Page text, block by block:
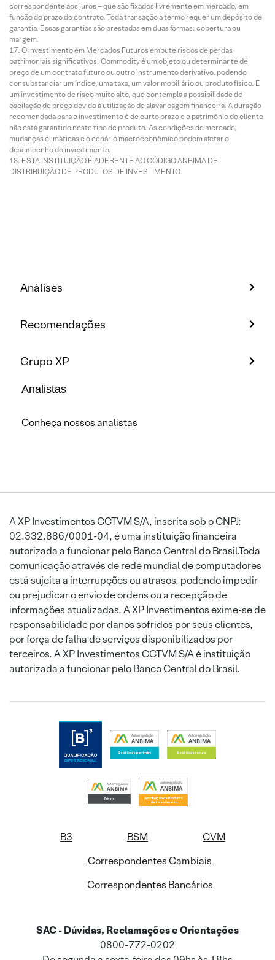
correspondente aos juros – que são fixados livremente em mercado, em
função do prazo do contrato. Toda transação a termo requer um depósito de
garantia. Essas garantias são prestadas em duas formas: cobertura ou
margem.
O investimento em Mercados Futuros embute riscos de perdas
patrimoniais significativos. Commodity é um objeto ou determinante de
preço de um contrato futuro ou outro instrumento derivativo, podendo
consubstanciar um índice, uma taxa, um valor mobiliário ou produto físico. É
um investimento de risco muito alto, que contempla a possibilidade de
oscilação de preço devido à utilização de alavancagem financeira. A duração
recomendada para o investimento é de curto prazo e o patrimônio do cliente
não está garantido neste tipo de produto. As condições de mercado,
mudanças climáticas e o cenário macroeconômico podem afetar o
desempenho do investimento.
ESTA INSTITUIÇÃO É ADERENTE AO CÓDIGO ANBIMA DE
DISTRIBUIÇÃO DE PRODUTOS DE INVESTIMENTO.
Análises
Recomendações
Grupo XP
Analistas
Conheça nossos analistas
A XP Investimentos CCTVM S/A, inscrita sob o CNPJ:
02.332.886/0001-04, é uma instituição financeira
autorizada a funcionar pelo Banco Central do Brasil.Toda
comunicação através de rede mundial de computadores
está sujeita a interrupções ou atrasos, podendo impedir
ou prejudicar o envio de ordens ou a recepção de
informações atualizadas. A XP Investimentos exime-se de
responsabilidade por danos sofridos por seus clientes,
por força de falha de serviços disponibilizados por
terceiros. A XP Investimentos CCTVM S/A é instituição
autorizada a funcionar pelo Banco Central do Brasil.
B3 BSM
CVM
Correspondentes Cambiais
Correspondentes Bancários
SAC - Dúvidas, Reclamações e Orientações
0800-772-0202